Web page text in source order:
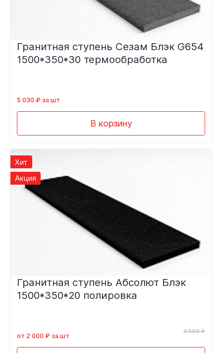
Гранитная ступень Сезам Блэк G654
1500*350*30 термообработка
5 030 ₽ за шт
В корзину
Хит
Акция
Гранитная ступень Абсолют Блэк
1500*350*20 полировка
от 2 000 ₽ за шт
3 500 ₽